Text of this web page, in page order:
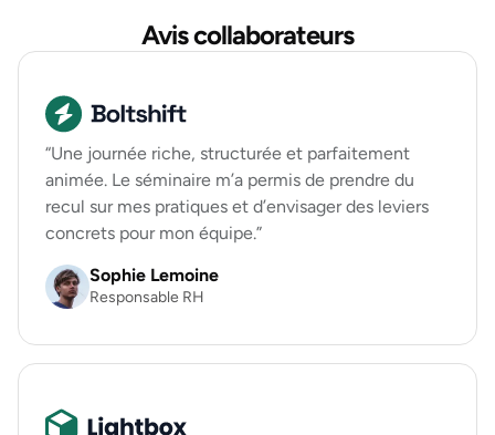
Avis collaborateurs
“Une journée riche, structurée et parfaitement
animée. Le séminaire m’a permis de prendre du
recul sur mes pratiques et d’envisager des leviers
concrets pour mon équipe.”
Sophie Lemoine
Responsable RH